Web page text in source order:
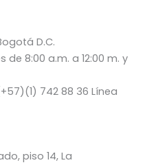
D.C.
de 8:00 a.m. a 12:00 m. y
742 88 36 Línea
piso 14, La